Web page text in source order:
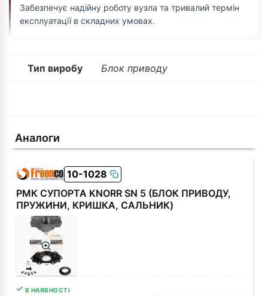
Забезпечує надійну роботу вузла та тривалий термін
експлуатації в складних умовах.
Тип виробу Блок приводу
Аналоги
10-1028
РМК СУПОРТА KNORR SN 5 (БЛОК ПРИВОДУ,
ПРУЖИНИ, КРИШКА, САЛЬНИК)
В НАЯВНОСТІ